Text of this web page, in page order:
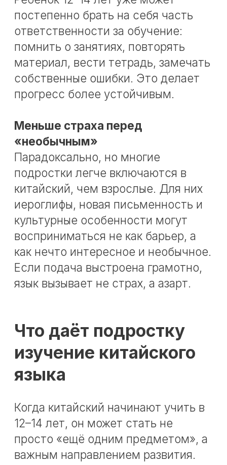
нестандартными задачами, и это
важно не только для языка.
Даже если в 12–14 лет никто ещё не
строит окончательных
профессиональных планов,
знакомство с китайским языком
уже расширяет возможные
классах и позже.
Что действительно
важно при старте в 12–
14 лет
Если родители задумываются о
китайском языке для подростка,
смотреть стоит не на мифический
«идеальный возраст», а на
реальные условия обучения.
Подходящая группа
соответствовали возрасту. Если
ребёнок попадает в неподходящую
группу, даже хороший предмет
может быстро начать
восприниматься как тяжёлая
Понятная программа
Китайский язык не должен
выглядеть для ребёнка как хаос из
иероглифов и незнакомых звуков.
Важно, чтобы программа была